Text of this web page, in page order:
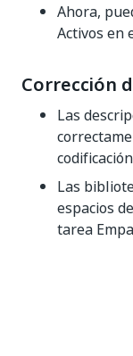
Ahora,
Activos en
Corrección
Las
Las
espacios
tarea